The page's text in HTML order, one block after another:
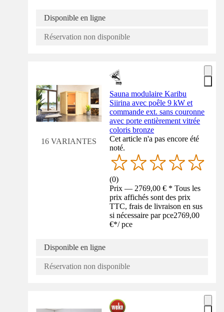
Disponible en ligne
Réservation non disponible
16 VARIANTES
Sauna modulaire Karibu
Siirina avec poêle 9 kW et
commande ext. sans couronne
avec porte entièrement vitrée
coloris bronze
Cet article n'a pas encore été
noté.
(0)
Prix — 2769,00 € * Tous les
prix affichés sont des prix
TTC, frais de livraison en sus
si nécessaire par pce2769,00
€*/ pce
Disponible en ligne
Réservation non disponible